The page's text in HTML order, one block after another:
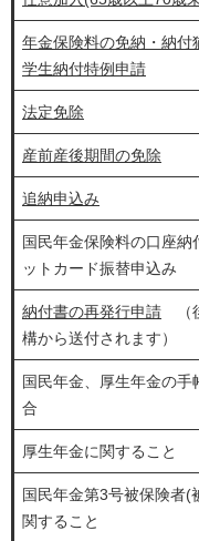
年金保険料の免納・納付
学生納付特例申請
法定免除
産前産後期間の免除
追納申込み
国民年金保険料の口座納
ットカード振替申込み
納付書の再発行申請 （
構から送付されます）
国民年金、厚生年金の手
合
厚生年金に関すること
国民年金第3号被保険者(
関すること